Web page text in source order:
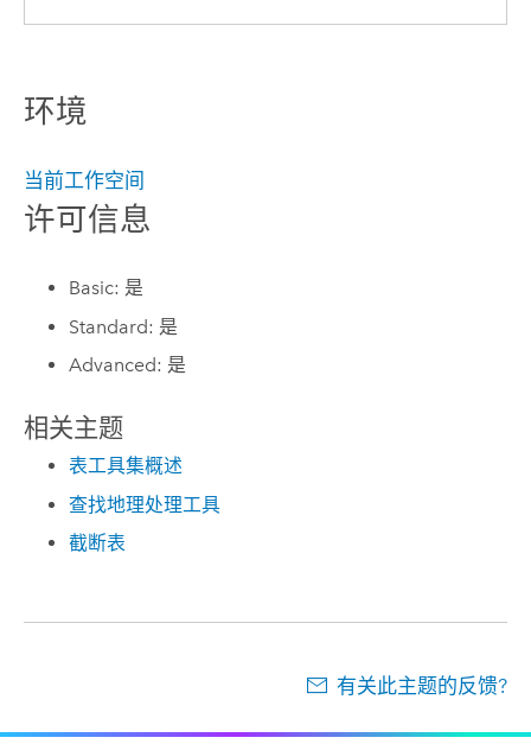
环境
当前工作空间
许可信息
Basic: 是
Standard: 是
Advanced: 是
相关主题
表工具集概述
查找地理处理工具
截断表
有关此主题的反馈?